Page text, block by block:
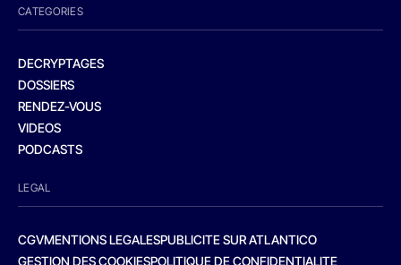
CATEGORIES
DECRYPTAGES
DOSSIERS
RENDEZ-VOUS
VIDEOS
PODCASTS
LEGAL
CGVMENTIONS LEGALESPUBLICITE SUR ATLANTICO
GESTION DES COOKIESPOLITIQUE DE CONFIDENTIALITE